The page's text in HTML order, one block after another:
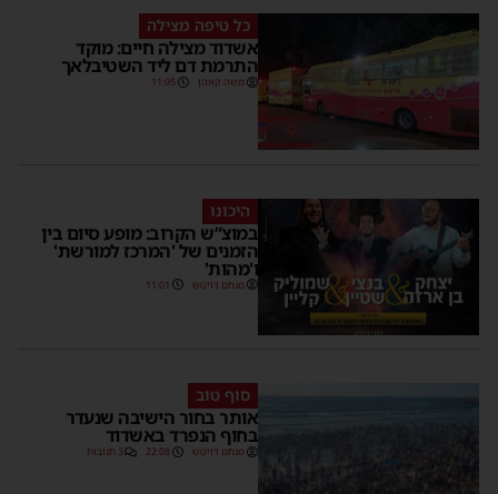
כל טיפה מצילה
אשדוד מצילה חיים: מוקד
התרמת דם ליד השטיבלאך
משה קאהן 11:05
היכונו
במוצ”ש הקרוב: מופע סיום בין
הזמנים של 'המרכז למורשת'
ו'מהות'
מנחם דויטש 11:01
סוף טוב
אותר בחור הישיבה שנעדר
בחוף הנפרד באשדוד
מנחם דויטש 22:08 3 תגובות